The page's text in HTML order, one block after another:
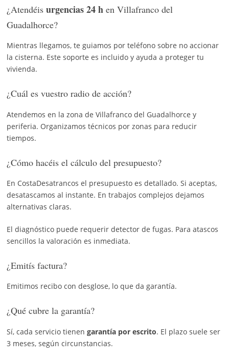
¿Atendéis urgencias 24 hen Villafranco del
Guadalhorce?
Mientras llegamos, te guiamos por teléfono sobre no accionar
la cisterna. Este soporte es incluido y ayuda a proteger tu
vivienda.
¿Cuál es vuestro radio de acción?
Atendemos en la zona de Villafranco del Guadalhorce y
periferia. Organizamos técnicos por zonas para reducir
tiempos.
¿Cómo hacéis el cálculo del presupuesto?
En CostaDesatrancos el presupuesto es detallado. Si aceptas,
desatascamos al instante. En trabajos complejos dejamos
alternativas claras.
El diagnóstico puede requerir detector de fugas. Para atascos
sencillos la valoración es inmediata.
¿Emitís factura?
Emitimos recibo con desglose, lo que da garantía.
¿Qué cubre la garantía?
Sí, cada servicio tienen garantía por escrito. El plazo suele ser
3 meses, según circunstancias.